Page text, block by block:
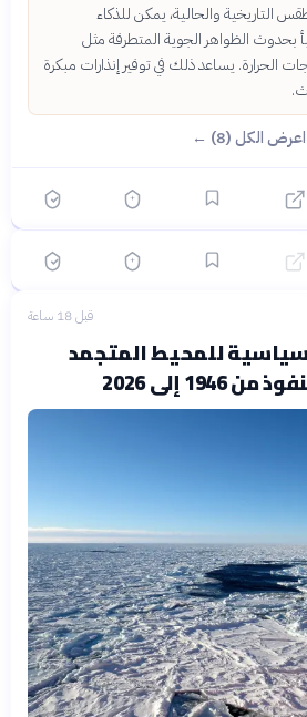
التاريخية والحالية، يمكن للذكاء
بحدوث الظواهر الجوية المتطرفة مثل
الحرارة. يساعد ذلك في توفير إنذارات مبكرة
اعرض الكل (8) ← ؟
ابدأ ←
قبل 18 ساعة
للمحيط المتجمد
إلى 2026